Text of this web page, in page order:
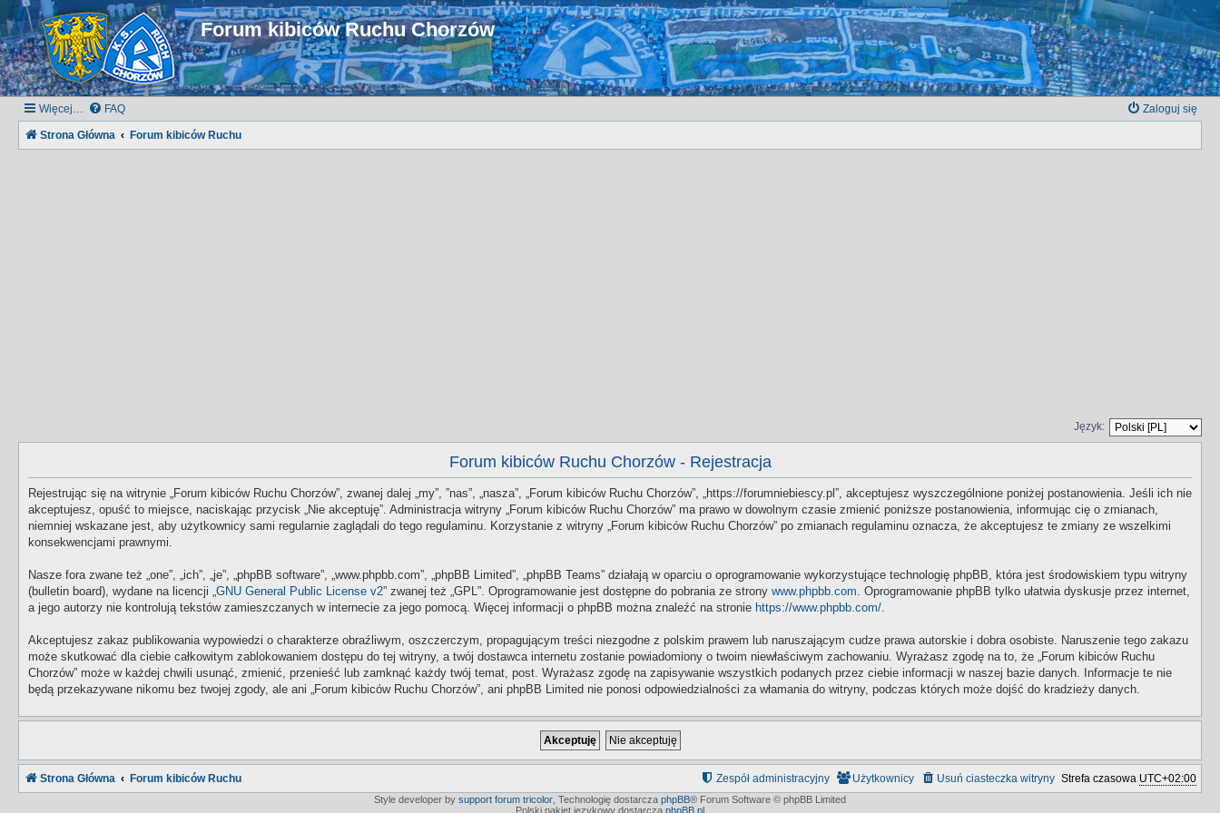
Forum kibiców Ruchu Chorzów
Więcej… FAQ Zaloguj się
Strona Główna Forum kibiców Ruchu
Język:
Forum kibiców Ruchu Chorzów - Rejestracja
Rejestrując się na witrynie „Forum kibiców Ruchu Chorzów”, zwanej dalej „my”, ”nas”, „nasza”, „Forum kibiców Ruchu Chorzów”, „https://forumniebiescy.pl”, akceptujesz wyszczególnione poniżej postanowienia. Jeśli ich nie
akceptujesz, opuść to miejsce, naciskając przycisk „Nie akceptuję”. Administracja witryny „Forum kibiców Ruchu Chorzów” ma prawo w dowolnym czasie zmienić poniższe postanowienia, informując cię o zmianach,
niemniej wskazane jest, aby użytkownicy sami regularnie zaglądali do tego regulaminu. Korzystanie z witryny „Forum kibiców Ruchu Chorzów” po zmianach regulaminu oznacza, że akceptujesz te zmiany ze wszelkimi
konsekwencjami prawnymi.
Nasze fora zwane też „one”, „ich”, „je”, „phpBB software”, „www.phpbb.com”, „phpBB Limited”, „phpBB Teams” działają w oparciu o oprogramowanie wykorzystujące technologię phpBB, która jest środowiskiem typu witryny
(bulletin board), wydane na licencji „GNU General Public License v2” zwanej też „GPL”. Oprogramowanie jest dostępne do pobrania ze strony www.phpbb.com. Oprogramowanie phpBB tylko ułatwia dyskusje przez internet,
a jego autorzy nie kontrolują tekstów zamieszczanych w internecie za jego pomocą. Więcej informacji o phpBB można znaleźć na stronie https://www.phpbb.com/.
Akceptujesz zakaz publikowania wypowiedzi o charakterze obraźliwym, oszczerczym, propagującym treści niezgodne z polskim prawem lub naruszającym cudze prawa autorskie i dobra osobiste. Naruszenie tego zakazu
może skutkować dla ciebie całkowitym zablokowaniem dostępu do tej witryny, a twój dostawca internetu zostanie powiadomiony o twoim niewłaściwym zachowaniu. Wyrażasz zgodę na to, że „Forum kibiców Ruchu
Chorzów” może w każdej chwili usunąć, zmienić, przenieść lub zamknąć każdy twój temat, post. Wyrażasz zgodę na zapisywanie wszystkich podanych przez ciebie informacji w naszej bazie danych. Informacje te nie
będą przekazywane nikomu bez twojej zgody, ale ani „Forum kibiców Ruchu Chorzów”, ani phpBB Limited nie ponosi odpowiedzialności za włamania do witryny, podczas których może dojść do kradzieży danych.
Strona Główna Forum kibiców Ruchu Strefa czasowa UTC+02:00
Usuń ciasteczka witryny
Użytkownicy
Zespół administracyjny
Style developer by support forum tricolor Technologię dostarcza phpBB® Forum Software © phpBB Limited
Polski pakiet językowy dostarcza phpBB.pl